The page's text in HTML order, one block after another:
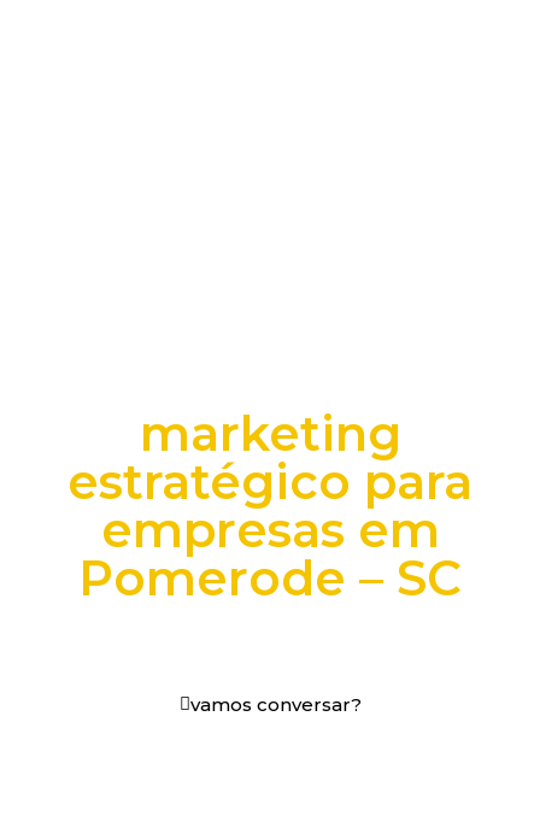
marketing
estratégico para
empresas em
Pomerode – SC
vamos conversar?